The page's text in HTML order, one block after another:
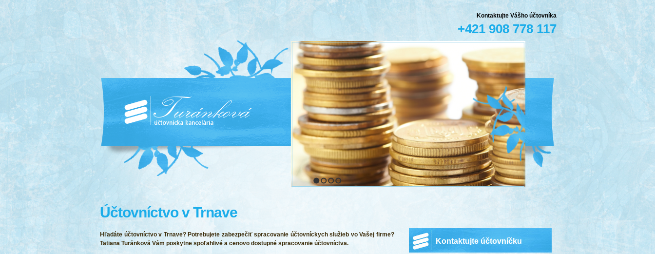
Kontaktujte Vášho účtovníka
+421 908 778 117
1 2 3 4
Účtovníctvo v Trnave
Hľadáte účtovníctvo v Trnave? Potrebujete zabezpečiť spracovanie účtovníckych služieb vo Vašej firme?
Tatiana Turánková Vám poskytne spoľahlivé a cenovo dostupné spracovanie účtovníctva.
Kontaktujte účtovníčku